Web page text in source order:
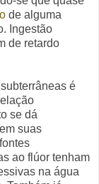
de alguma
Ingestão
de retardo
é
se dá
suas
ao flúor tenham
na água